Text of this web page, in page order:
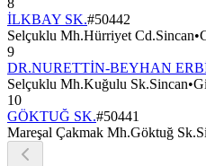
İLKBAY SK.#50442
Selçuklu Mh.Hürriyet Cd.Sincan•
9
DR.NURETTİN-BEYHAN
Selçuklu Mh.Kuğulu Sk.Sincan•
10
GÖKTUĞ SK.#50441
Mareşal Çakmak Mh.Göktuğ